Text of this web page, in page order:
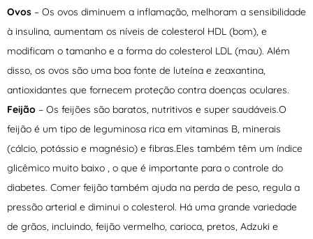
Ovos – Os ovos diminuem a inflamação, melhoram a sensibilidade
à insulina, aumentam os níveis de colesterol HDL (bom), e
modificam o tamanho e a forma do colesterol LDL (mau). Além
disso, os ovos são uma boa fonte de luteína e zeaxantina,
antioxidantes que fornecem proteção contra doenças oculares.
Feijão – Os feijões são baratos, nutritivos e super saudáveis.O
feijão é um tipo de leguminosa rica em vitaminas B, minerais
(cálcio, potássio e magnésio) e fibras.Eles também têm um índice
glicêmico muito baixo , o que é importante para o controle do
diabetes. Comer feijão também ajuda na perda de peso, regula a
pressão arterial e diminui o colesterol. Há uma grande variedade
de grãos, incluindo, feijão vermelho, carioca, pretos, Adzuki e